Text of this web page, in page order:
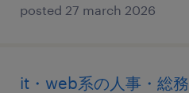
posted 27 march 2026
it・web系の人事・総務